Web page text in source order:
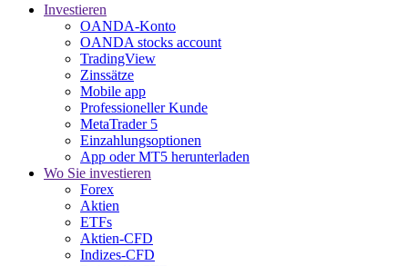
Investieren
OANDA-Konto
OANDA stocks account
TradingView
Zinssätze
Mobile app
Professioneller Kunde
MetaTrader 5
Einzahlungsoptionen
App oder MT5 herunterladen
Wo Sie investieren
Forex
Aktien
ETFs
Aktien-CFD
Indizes-CFD